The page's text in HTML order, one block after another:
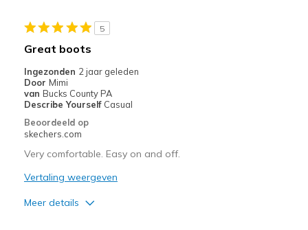
Sizing
View On Shoes
5
Great boots
Ingezonden 2 jaar geleden
Door Mimi
van Bucks County PA
Describe Yourself Casual
Beoordeeld op
skechers.com
Very comfortable. Easy on and off.
Vertaling weergeven
Meer details